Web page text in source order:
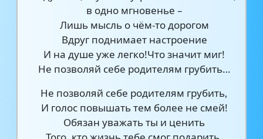
в одно мгновенье –
Лишь мысль о чём-то дорогом
Вдруг поднимает настроение
И на душе уже легко!Что значит миг!
Не позволяй себе родителям грубить…
Не позволяй себе родителям грубить,
И голос повышать тем более не смей!
Обязан уважать ты и ценить